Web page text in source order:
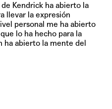
Kendrick ha abierto la
llevar la expresión
personal me ha abierto
lo ha hecho para la
ha abierto la mente del